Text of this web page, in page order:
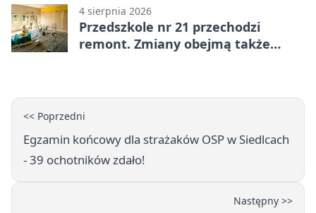
4 sierpnia 2026
Przedszkole nr 21 przechodzi
remont. Zmiany obejmą także
<< Poprzedni
Egzamin końcowy dla strażaków OSP w Siedlcach
- 39 ochotników zdało!
Następny >>